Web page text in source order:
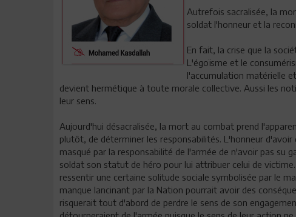
Autrefois sacralisée, la
soldat l'honneur et la
En fait, la crise que la
L'égoïsme et le
l'accumulation matérielle
devient hermétique à toute morale collective. Aussi les
leur sens.
Aujourd'hui désacralisée, la mort au combat prend
plutôt, de déterminer les responsabilités. L'honneur
masqué par la responsabilité de l'armée de n'avoir pas su
soldat son statut de héro pour lui attribuer celui de
ressentir une certaine solitude sociale symbolisée par le
manque lancinant par la Nation pourrait avoir des
risquerait tout d'abord de perdre le sens de son